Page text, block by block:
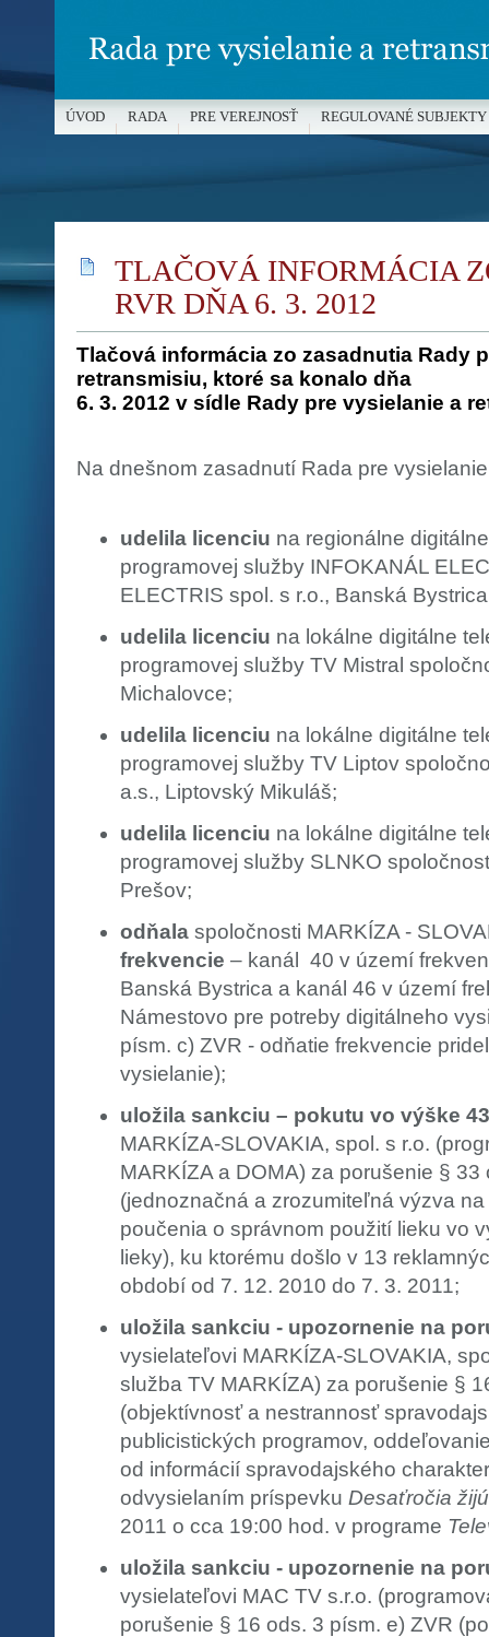
TLAČOVÁ INFORMÁCIA
RVR DŇA 6. 3. 2012
Tlačová informácia zo zasadnutia Rady
retransmisiu, ktoré sa konalo dňa
6. 3. 2012 v sídle Rady pre vysielanie a
Na dnešnom zasadnutí Rada pre
udelila licenciu na regionálne
programovej služby INFOKANÁL
ELECTRIS spol. s r.o., Banská
udelila licenciu na lokálne digitálne
programovej služby TV Mistral
Michalovce;
udelila licenciu na lokálne digitálne
programovej služby TV Liptov
a.s., Liptovský Mikuláš;
udelila licenciu na lokálne digitálne
programovej služby SLNKO
Prešov;
odňala spoločnosti MARKÍZA -
frekvencie – kanál 40 v území
Banská Bystrica a kanál 46 v území
Námestovo pre potreby digitálneho
písm. c) ZVR - odňatie frekvencie
vysielanie);
uložila sankciu – pokutu vo výške
MARKÍZA-SLOVAKIA, spol. s r.o.
MARKÍZA a DOMA) za porušenie § 33
(jednoznačná a zrozumiteľná výzva
poučenia o správnom použití lieku vo
lieky), ku ktorému došlo v 13
období od 7. 12. 2010 do 7. 3. 2011;
uložila sankciu - upozornenie na
vysielateľovi MARKÍZA-SLOVAKIA,
služba TV MARKÍZA) za porušenie §
(objektívnosť a nestrannosť
publicistických programov,
od informácií spravodajského
odvysielaním príspevku Desaťročia
2011 o cca 19:00 hod. v programe
uložila sankciu - upozornenie na
vysielateľovi MAC TV s.r.o.
porušenie § 16 ods. 3 písm. e) ZVR
ÚVOD RADA PRE VEREJNOSŤ REGULOVANÉ SUBJEKTY